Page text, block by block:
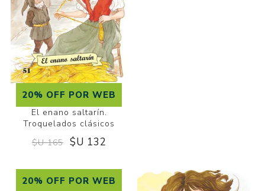
20% OFF POR WEB
El enano saltarín.
Troquelados clásicos
$U 165 $U 132
20% OFF POR WEB